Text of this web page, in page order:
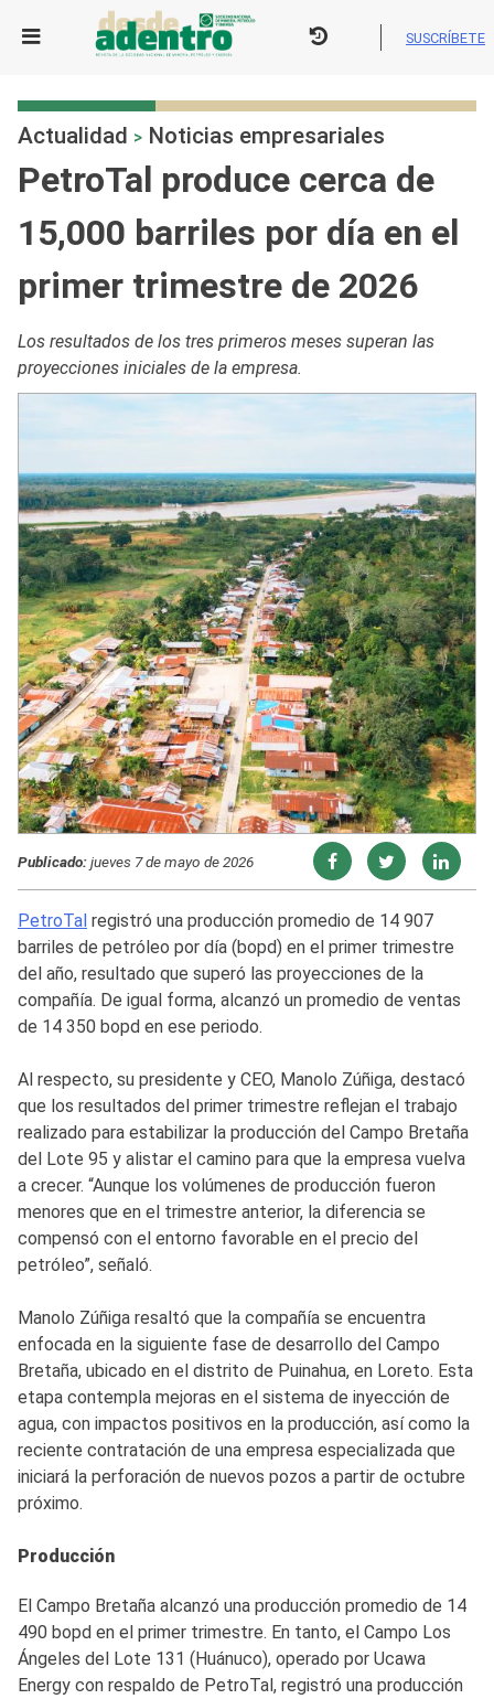
SUSCRÍBETE
Actualidad > Noticias empresariales
PetroTal produce cerca de
15,000 barriles por día en el
primer trimestre de 2026
Los resultados de los tres primeros meses superan las
proyecciones iniciales de la empresa.
Publicado:jueves 7 de mayo de 2026
PetroTal registró una producción promedio de 14 907
barriles de petróleo por día (bopd) en el primer trimestre
del año, resultado que superó las proyecciones de la
compañía. De igual forma, alcanzó un promedio de ventas
de 14 350 bopd en ese periodo.
Al respecto, su presidente y CEO, Manolo Zúñiga, destacó
que los resultados del primer trimestre reflejan el trabajo
realizado para estabilizar la producción del Campo Bretaña
del Lote 95 y alistar el camino para que la empresa vuelva
a crecer. “Aunque los volúmenes de producción fueron
menores que en el trimestre anterior, la diferencia se
compensó con el entorno favorable en el precio del
petróleo”, señaló.
Manolo Zúñiga resaltó que la compañía se encuentra
enfocada en la siguiente fase de desarrollo del Campo
Bretaña, ubicado en el distrito de Puinahua, en Loreto. Esta
etapa contempla mejoras en el sistema de inyección de
agua, con impactos positivos en la producción, así como la
reciente contratación de una empresa especializada que
iniciará la perforación de nuevos pozos a partir de octubre
próximo.
Producción
El Campo Bretaña alcanzó una producción promedio de 14
490 bopd en el primer trimestre. En tanto, el Campo Los
Ángeles del Lote 131 (Huánuco), operado por Ucawa
Energy con respaldo de PetroTal, registró una producción